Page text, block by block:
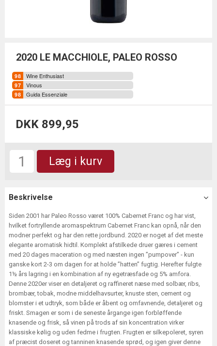
2020 LE MACCHIOLE, PALEO ROSSO
Wine Enthusiast
Vinous
Guida Essenziale
DKK 899,95
Læg i kurv
Beskrivelse
Siden 2001 har Paleo Rosso været 100% Cabernet Franc og har vist,
hvilket fortryllende aromaspektrum Cabernet Franc kan opnå, når den
modner perfekt og har den rette jordbund. 2020 er noget af det meste
elegante aromatisk hidtil. Komplekt afstilkede druer gæres i cement
med 20 dages maceration og med næsten ingen ”pumpover” - kun
ganske kort 2-3 om dagen for at holde ”hatten” fugtig. Herefter fulgte
1½ års lagring i en kombination af ny egetræsfade og 5% amfora.
Denne 2020er viser en detaljeret og raffineret næse med solbær, ribs,
brombær, tobak, modne middelhavsurter, knuste sten, cement og
blomster i et udtryk, som både er åbent og omfavnende, detaljeret og
friskt. Smagen er som i de seneste årgange igen forbløffende
knasende og frisk, så vinen på trods af sin koncentration virker
klassiske kølig og uden fedme i frugten. Frugten er silkepoleret, syren
af præcist doseret og tanninen knasende sprød, og igen giver denne